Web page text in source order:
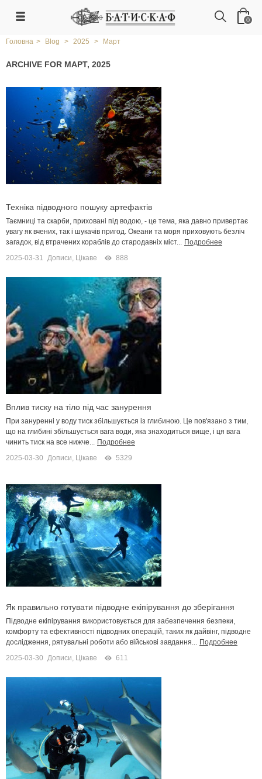
0
Головна > Blog > 2025 > Март
ARCHIVE FOR МАРТ, 2025
Техніка підводного пошуку артефактів
Таємниці та скарби, приховані під водою, - це тема, яка давно привертає
увагу як вчених, так і шукачів пригод. Океани та моря приховують безліч
загадок, від втрачених кораблів до стародавніх міст... Подробнее
2025-03-31 Дописи, Цікаве 888
Вплив тиску на тіло під час занурення
При зануренні у воду тиск збільшується із глибиною. Це пов'язано з тим,
що на глибині збільшується вага води, яка знаходиться вище, і ця вага
чинить тиск на все нижче... Подробнее
2025-03-30 Дописи, Цікаве 5329
Як правильно готувати підводне екіпірування до зберігання
Підводне екіпірування використовується для забезпечення безпеки,
комфорту та ефективності підводних операцій, таких як дайвінг, підводне
дослідження, рятувальні роботи або військові завдання... Подробнее
2025-03-30 Дописи, Цікаве 611